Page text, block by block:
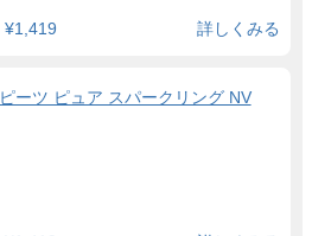
¥1,419 詳しくみる
ピーツ ピュア スパークリング NV